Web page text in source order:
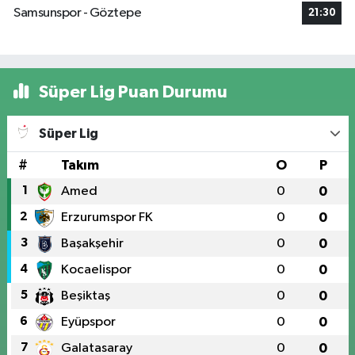
Samsunspor - Göztepe 21:30
Süper Lig Puan Durumu
Süper Lig
# Takım O P
1 Amed 0 0
2 Erzurumspor FK 0 0
3 Başakşehir 0 0
4 Kocaelispor 0 0
5 Beşiktaş 0 0
6 Eyüpspor 0 0
7 Galatasaray 0 0